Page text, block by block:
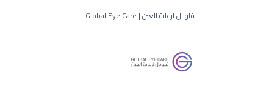
طبيب
قلوبال لرعاية العين | Global Eye Care